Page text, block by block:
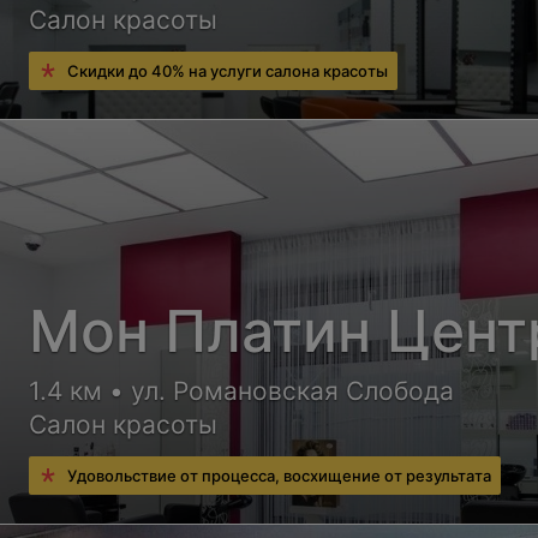
Салон красоты
Скидки до 40% на услуги салона красоты
Мон Платин
1.4 км • ул. Романовская Слобода
Салон красоты
Удовольствие от процесса, восхищение от результата